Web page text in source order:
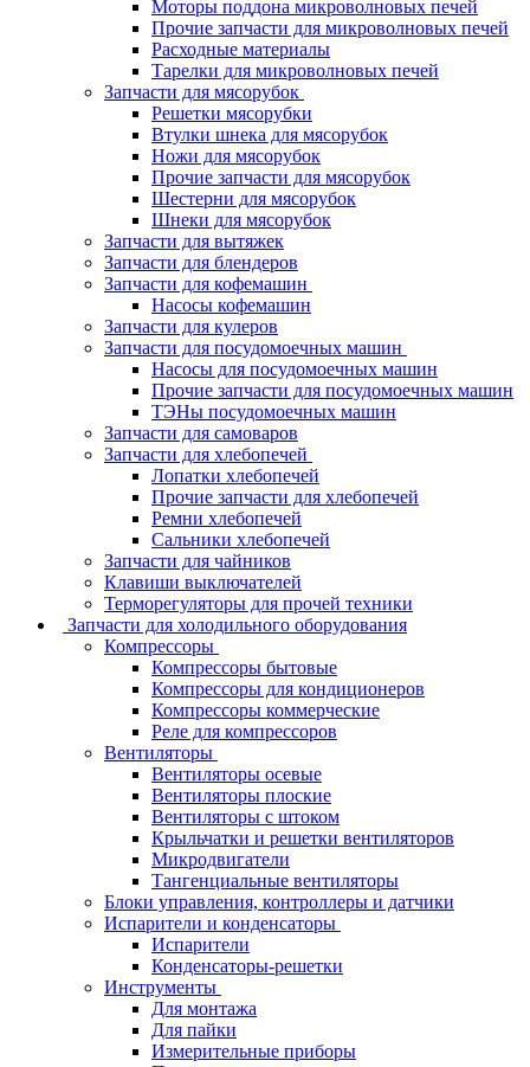
Моторы поддона микроволновых печей
Прочие запчасти для микроволновых печей
Расходные материалы
Тарелки для микроволновых печей
Запчасти для мясорубок
Решетки мясорубки
Втулки шнека для мясорубок
Ножи для мясорубок
Прочие запчасти для мясорубок
Шестерни для мясорубок
Шнеки для мясорубок
Запчасти для вытяжек
Запчасти для блендеров
Запчасти для кофемашин
Насосы кофемашин
Запчасти для кулеров
Запчасти для посудомоечных машин
Насосы для посудомоечных машин
Прочие запчасти для посудомоечных машин
ТЭНы посудомоечных машин
Запчасти для самоваров
Запчасти для хлебопечей
Лопатки хлебопечей
Прочие запчасти для хлебопечей
Ремни хлебопечей
Сальники хлебопечей
Запчасти для чайников
Клавиши выключателей
Терморегуляторы для прочей техники
Запчасти для холодильного оборудования
Компрессоры
Компрессоры бытовые
Компрессоры для кондиционеров
Компрессоры коммерческие
Реле для компрессоров
Вентиляторы
Вентиляторы осевые
Вентиляторы плоские
Вентиляторы с штоком
Крыльчатки и решетки вентиляторов
Микродвигатели
Тангенциальные вентиляторы
Блоки управления, контроллеры и датчики
Испарители и конденсаторы
Испарители
Конденсаторы-решетки
Инструменты
Для монтажа
Для пайки
Измерительные приборы